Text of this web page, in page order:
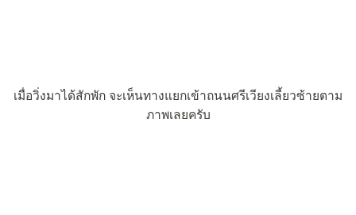
เมื่อวิ่งมาได้สักพัก จะเห็นทางแยกเข้าถนนศรีเวียงเลี้ยวซ้ายตาม
ภาพเลยครับ